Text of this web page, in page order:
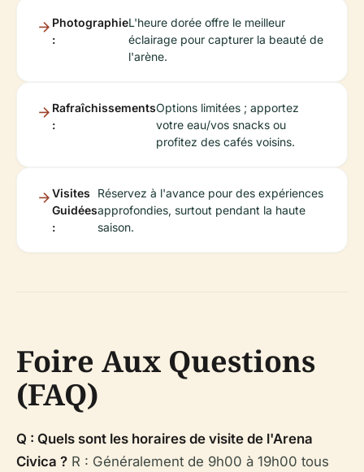
Photographie
:
L'heure dorée offre le meilleur
éclairage pour capturer la beauté de
l'arène.
Rafraîchissements
:
Options limitées ; apportez
votre eau/vos snacks ou
profitez des cafés voisins.
Visites
Guidées
:
Réservez à l'avance pour des expériences
approfondies, surtout pendant la haute
saison.
Foire Aux Questions
(FAQ)
Q : Quels sont les horaires de visite de l'Arena
Civica ? R : Généralement de 9h00 à 19h00 tous